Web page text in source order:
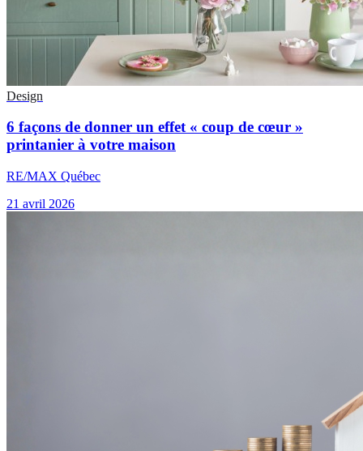
Design
6 façons de donner un effet « coup de cœur »
printanier à votre maison
RE/MAX Québec
21 avril 2026